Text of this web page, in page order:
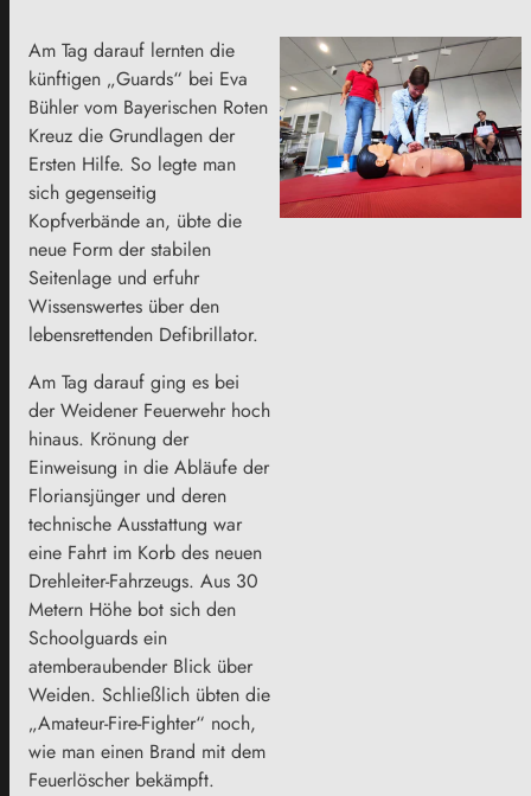
Am Tag darauf lernten die
künftigen „Guards“ bei Eva
Bühler vom Bayerischen Roten
Kreuz die Grundlagen der
Ersten Hilfe. So legte man
sich gegenseitig
Kopfverbände an, übte die
neue Form der stabilen
Seitenlage und erfuhr
Wissenswertes über den
lebensrettenden Defibrillator.
Am Tag darauf ging es bei
der Weidener Feuerwehr hoch
hinaus. Krönung der
Einweisung in die Abläufe der
Floriansjünger und deren
technische Ausstattung war
eine Fahrt im Korb des neuen
Drehleiter-Fahrzeugs. Aus 30
Metern Höhe bot sich den
Schoolguards ein
atemberaubender Blick über
Weiden. Schließlich übten die
„Amateur-Fire-Fighter“ noch,
wie man einen Brand mit dem
Feuerlöscher bekämpft.